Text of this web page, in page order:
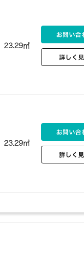
23.29㎡
お問い合
詳しく
23.29㎡
お問い合
詳しく